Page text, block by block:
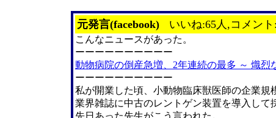
元発言(facebook) いいね:65人,コメン
こんなニュースがあった。
ーーーーーーーーーー
動物病院の倒産急増、2年連続の最多 ～ 熾烈
ーーーーーーーーーー
私が開業した頃、小動物臨床獣医師の企業規
業界雑誌に中古のレントゲン装置を導入して
先日あった先生がこう言われた。